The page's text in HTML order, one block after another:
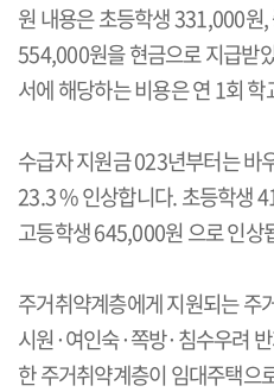
원 내용은 초등학생 331,000
554,000원을 현금으로 지급받
서에 해당하는 비용은 연 1회
수급자 지원금 023년부터는 바
23.3 % 인상합니다. 초등학생
고등학생 645,000원 으로 인상
주거취약계층에게 지원되는 주
시원·여인숙·쪽방·침수우려
한 주거취약계층이 임대주택으